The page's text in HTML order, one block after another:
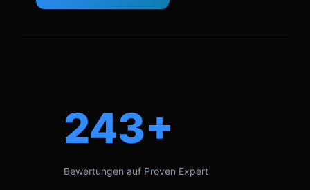
243+
Bewertungen auf Proven Expert